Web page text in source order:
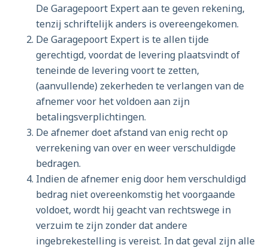
De Garagepoort Expert aan te geven rekening,
tenzij schriftelijk anders is overeengekomen.
De Garagepoort Expert is te allen tijde
gerechtigd, voordat de levering plaatsvindt of
teneinde de levering voort te zetten,
(aanvullende) zekerheden te verlangen van de
afnemer voor het voldoen aan zijn
betalingsverplichtingen.
De afnemer doet afstand van enig recht op
verrekening van over en weer verschuldigde
bedragen.
Indien de afnemer enig door hem verschuldigd
bedrag niet overeenkomstig het voorgaande
voldoet, wordt hij geacht van rechtswege in
verzuim te zijn zonder dat andere
ingebrekestelling is vereist. In dat geval zijn alle